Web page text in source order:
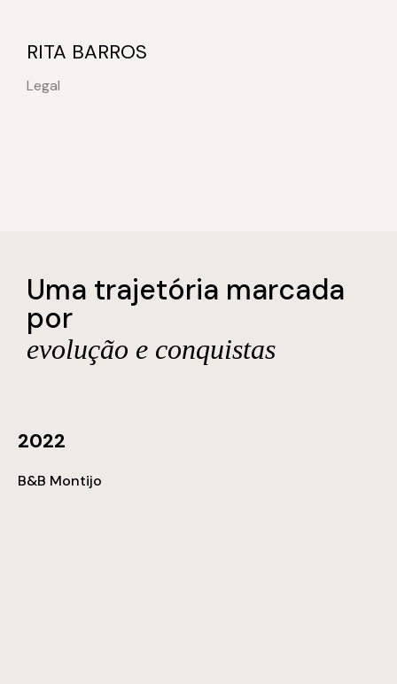
RITA BARROS
Legal
Uma trajetória marcada
por
evolução e conquistas
2022
B&B Montijo